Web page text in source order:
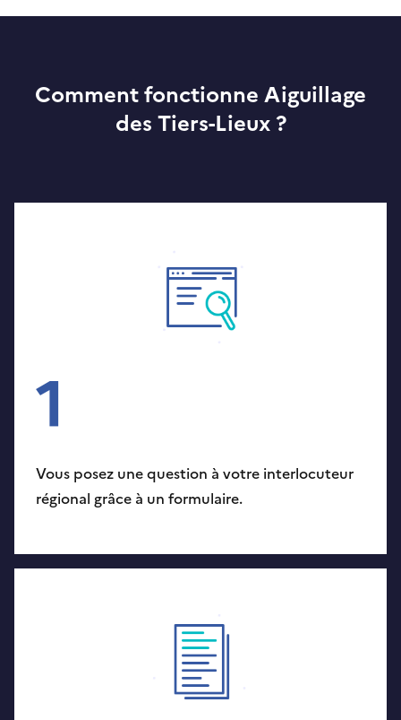
Comment fonctionne Aiguillage
des Tiers-Lieux ?
1
Vous posez une question à votre interlocuteur
régional grâce à un formulaire.